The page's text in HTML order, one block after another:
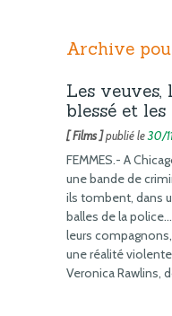
Archive
Les veuves,
blessé et
[ Films ]publié le30/
FEMMES.- A
une bande de
ils tombent, dans
balles de la
leurs
une réalité
Veronica Rawlins,